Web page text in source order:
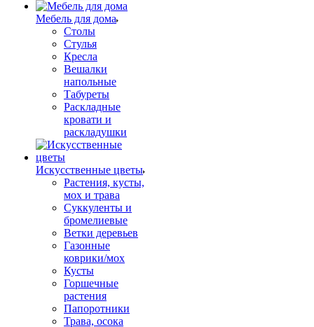
Мебель для дома
Столы
Стулья
Кресла
Вешалки
напольные
Табуреты
Раскладные
кровати и
раскладушки
Искусственные цветы
Растения, кусты,
мох и трава
Суккуленты и
бромелиевые
Ветки деревьев
Газонные
коврики/мох
Кусты
Горшечные
растения
Папоротники
Трава, осока